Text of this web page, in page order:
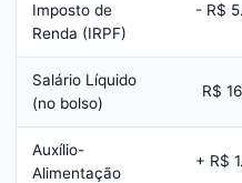
Imposto de
Renda (IRPF)
- R$
Salário Líquido
(no bolso)
R$
Auxílio-
Alimentação
+ R$